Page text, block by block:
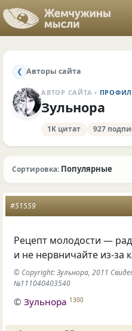
❮ Авторы сайта
АВТОР САЙТА •
Зульнора
1K цитат 927
Сортировка: Популярные
#51559
Рецепт молодости —
и не нервничайте из-за
© Copyright: Зульнора, 2011
№111040403540
©Зульнора 1300